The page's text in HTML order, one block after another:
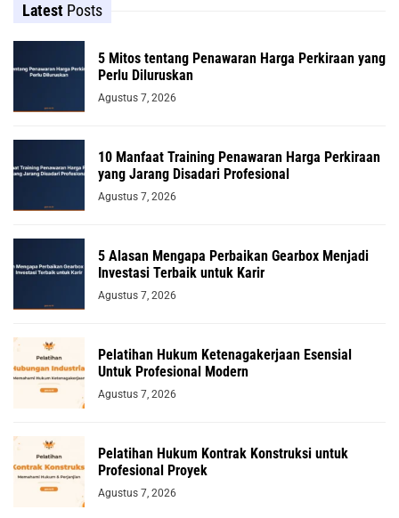
Latest Posts
5 Mitos tentang Penawaran Harga Perkiraan yang
Perlu Diluruskan
Agustus 7, 2026
10 Manfaat Training Penawaran Harga Perkiraan
yang Jarang Disadari Profesional
Agustus 7, 2026
5 Alasan Mengapa Perbaikan Gearbox Menjadi
Investasi Terbaik untuk Karir
Agustus 7, 2026
Pelatihan Hukum Ketenagakerjaan Esensial
Untuk Profesional Modern
Agustus 7, 2026
Pelatihan Hukum Kontrak Konstruksi untuk
Profesional Proyek
Agustus 7, 2026